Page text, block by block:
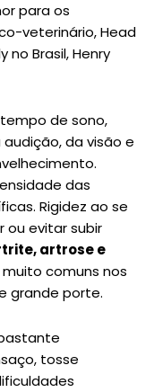
para os
veterinário, Head
no Brasil, Henry
de sono,
da visão e
das
Rigidez ao se
ou evitar subir
artrose e
comuns nos
grande porte.
tosse